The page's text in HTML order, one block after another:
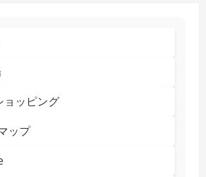
ョッピング
ップ